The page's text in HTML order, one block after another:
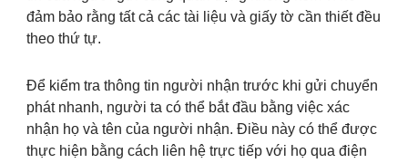
đảm bảo rằng tất cả các tài liệu và giấy tờ cần thiết đều
theo thứ tự.
Để kiểm tra thông tin người nhận trước khi gửi chuyển
phát nhanh, người ta có thể bắt đầu bằng việc xác
nhận họ và tên của người nhận. Điều này có thể được
thực hiện bằng cách liên hệ trực tiếp với họ qua điện